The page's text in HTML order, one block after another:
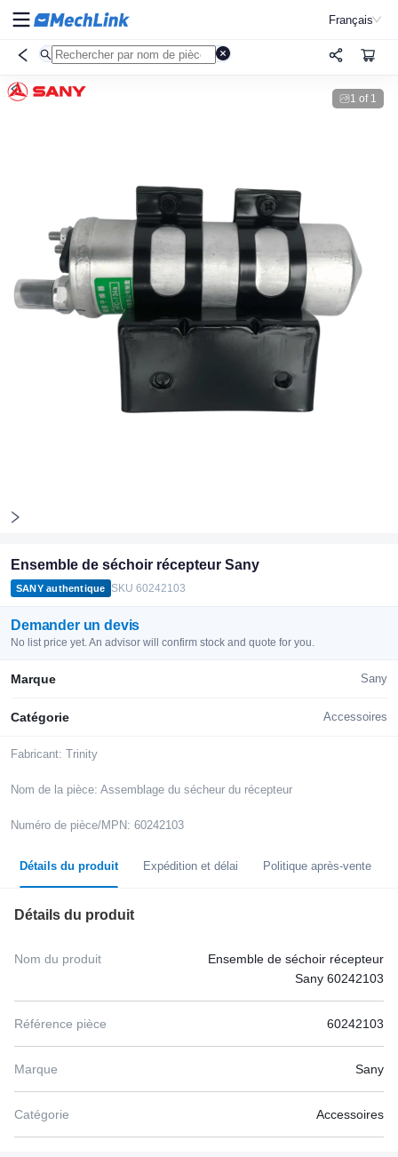
Français
1 of 1
SANY authentique SKU 60242103
Ensemble de séchoir récepteur Sany
Demander un devis
No list price yet. An advisor will confirm stock and quote for you.
Marque Sany
Catégorie Accessoires
Fabricant: Trinity
Nom de la pièce: Assemblage du sécheur du récepteur
Numéro de pièce/MPN: 60242103
Détails du produit Expédition et délai Politique après-vente
Détails du produit
Nom du produit
Ensemble de séchoir récepteur
Sany 60242103
Référence pièce 60242103
Marque Sany
Catégorie Accessoires